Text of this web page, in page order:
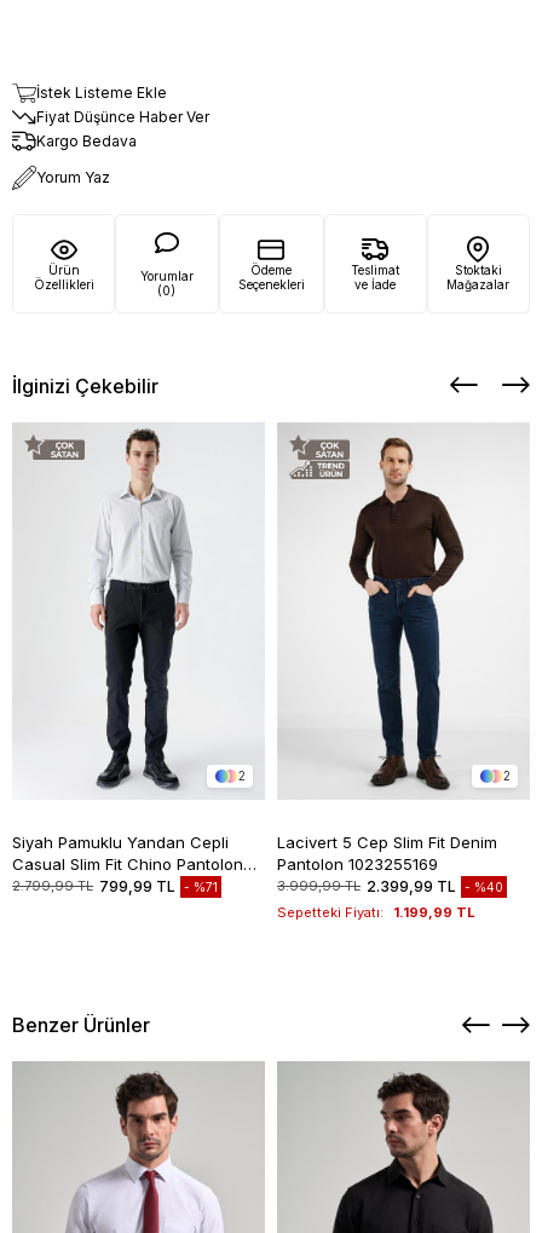
İstek Listeme Ekle
Fiyat Düşünce Haber Ver
Kargo Bedava
Yorum Yaz
Ürün
Özellikleri
Yorumlar
(0)
Ödeme
Seçenekleri
Teslimat
ve İade
Stoktaki
Mağazalar
İlginizi Çekebilir
2
Siyah Pamuklu Yandan Cepli
Casual Slim Fit Chino Pantolon
1003235117
2.799,99 TL 799,99 TL %71
2
Lacivert 5 Cep Slim Fit Denim
Pantolon 1023255169
3.999,99 TL 2.399,99 TL %40
Sepetteki Fiyatı: 1.199,99 TL
Benzer Ürünler